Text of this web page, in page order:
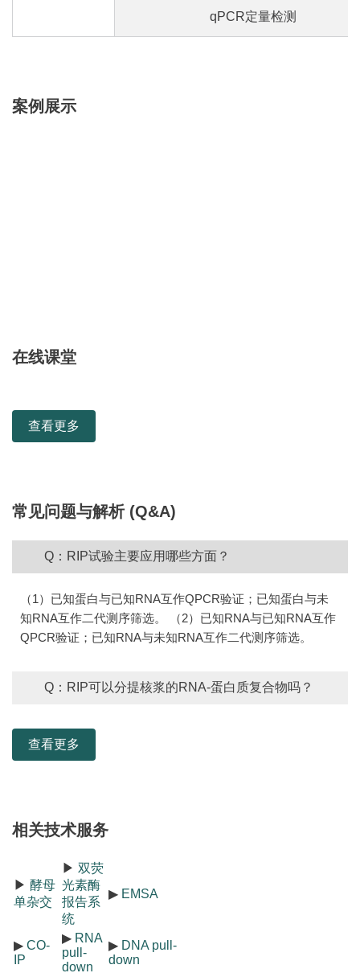
qPCR定量检测
案例展示
在线课堂
查看更多
常见问题与解析 (Q&A)
Q：RIP试验主要应用哪些方面？
（1）已知蛋白与已知RNA互作QPCR验证；已知蛋白与未
知RNA互作二代测序筛选。 （2）已知RNA与已知RNA互作
QPCR验证；已知RNA与未知RNA互作二代测序筛选。
Q：RIP可以分提核浆的RNA-蛋白质复合物吗？
查看更多
相关技术服务
▶ 酵母
单杂交
▶ 双荧
光素酶
报告系
统
▶ EMSA
▶ CO-
IP
▶ RNA
pull-
down
▶ DNA pull-
down